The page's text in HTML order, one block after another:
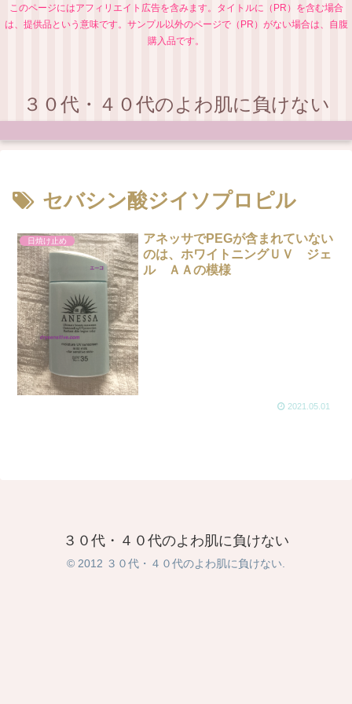
このページにはアフィリエイト広告を含みます。タイトルに（PR）を含む場合
は、提供品という意味です。サンプル以外のページで（PR）がない場合は、自腹
購入品です。
３０代・４０代のよわ肌に負けない
セバシン酸ジイソプロピル
日焼け止め
アネッサでPEGが含まれていない
のは、ホワイトニングＵＶ ジェ
ル ＡＡの模様
2021.05.01
３０代・４０代のよわ肌に負けない
© 2012 ３０代・４０代のよわ肌に負けない.